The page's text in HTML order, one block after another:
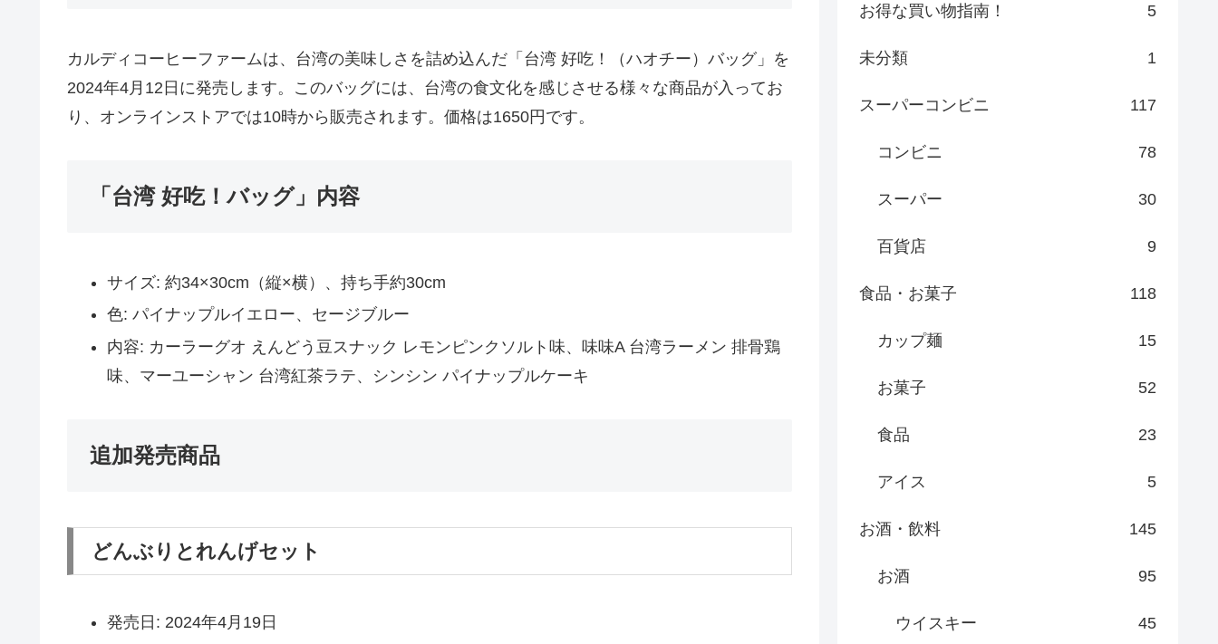
カルディコーヒーファームは、台湾の美味しさを詰め込んだ「台湾 好吃！（ハオチー）バッグ」を
2024年4月12日に発売します。このバッグには、台湾の食文化を感じさせる様々な商品が入ってお
り、オンラインストアでは10時から販売されます。価格は1650円です。
「台湾 好吃！バッグ」内容
サイズ: 約34×30cm（縦×横）、持ち手約30cm
色: パイナップルイエロー、セージブルー
内容: カーラーグオ えんどう豆スナック レモンピンクソルト味、味味A 台湾ラーメン 排骨鶏
味、マーユーシャン 台湾紅茶ラテ、シンシン パイナップルケーキ
追加発売商品
どんぶりとれんげセット
発売日: 2024年4月19日
お得な買い物指南！ 5
未分類 1
スーパーコンビニ 117
コンビニ 78
スーパー 30
百貨店 9
食品・お菓子 118
カップ麺 15
お菓子 52
食品 23
アイス 5
お酒・飲料 145
お酒 95
ウイスキー 45